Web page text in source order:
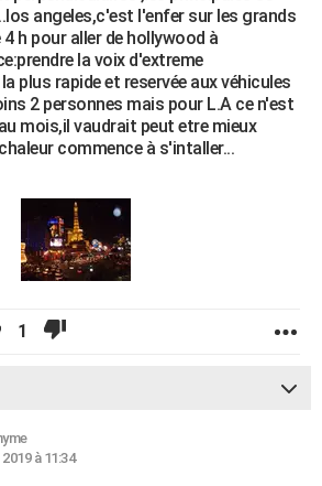
angeles,c'est l'enfer sur les grands
h pour aller de hollywood à
la voix d'extreme
plus rapide et reservée aux véhicules
2 personnes mais pour L.A ce n'est
mois,il vaudrait peut etre mieux
commence à s'intaller...
1
à 11:34